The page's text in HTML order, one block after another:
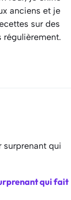
anciens et je
sur des
régulièrement.
qui fait